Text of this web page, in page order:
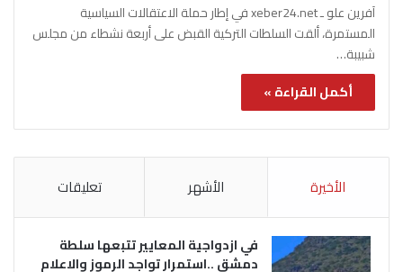
آفرين علو ـ xeber24.net في إطار حملة الاعتقالات السياسية
المستمرة، ألقت السلطات التركية القبض على أربعة نشطاء من مجلس
شبيبة…
أكمل القراءة »
الأخيرة الأشهر تعليقات
في ازدواجية المعايير تتبعها سلطة
دمشق ..استمرار تواجد الرموز والاعلام